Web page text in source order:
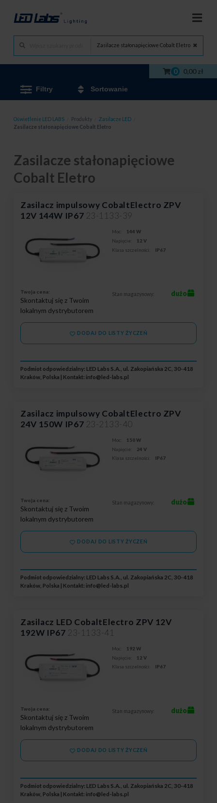
Zasilacze stałonapięciowe Cobalt Eletro
0 0,00 zł
Filtry Sortowanie
Oświetlenie LED LABS Produkty Zasilacze LED
Zasilacze stałonapięciowe Cobalt Eletro
Zasilacze stałonapięciowe
Cobalt Eletro
Zasilacz impulsowy CobaltElectro ZPV
12V 144W IP67 23-1133-39
Moc:
144 W
Napięcie:
12 V
Klasa szczelności:
IP67
Twoja cena:
Skontaktuj się z Twoim
lokalnym dystrybutorem
Stan magazynowy: dużo
DODAJ DO LISTY ŻYCZEŃ
Podmiot odpowiedzialny: LED Labs S.A., ul. Zakopiańska 2C, 30-418
Kraków, Polska | Kontakt: info@led-labs.pl
Zasilacz impulsowy CobaltElectro ZPV
24V 150W IP67 23-2133-40
Moc:
150 W
Napięcie:
24 V
Klasa szczelności:
IP67
Twoja cena:
Skontaktuj się z Twoim
lokalnym dystrybutorem
Stan magazynowy: dużo
DODAJ DO LISTY ŻYCZEŃ
Podmiot odpowiedzialny: LED Labs S.A., ul. Zakopiańska 2C, 30-418
Kraków, Polska | Kontakt: info@led-labs.pl
Zasilacz LED CobaltElectro ZPV 12V
192W IP67 23-1133-41
Moc:
192 W
Napięcie:
12 V
Klasa szczelności:
IP67
Twoja cena:
Skontaktuj się z Twoim
lokalnym dystrybutorem
Stan magazynowy: dużo
DODAJ DO LISTY ŻYCZEŃ
Podmiot odpowiedzialny: LED Labs S.A., ul. Zakopiańska 2C, 30-418
Kraków, Polska | Kontakt: info@led-labs.pl